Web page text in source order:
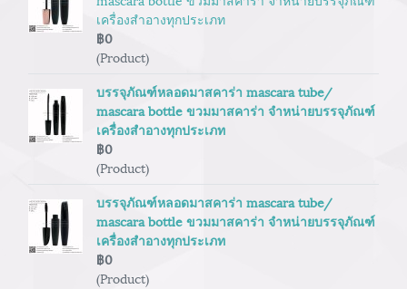
เครื่องสำอางทุกประเภท
฿0
(Product)
บรรจุภัณฑ์หลอดมาสคาร่า mascara tube/
mascara bottle ขวมมาสคาร่า จำหน่ายบรรจุภัณฑ์
เครื่องสำอางทุกประเภท
฿0
(Product)
บรรจุภัณฑ์หลอดมาสคาร่า mascara tube/
mascara bottle ขวมมาสคาร่า จำหน่ายบรรจุภัณฑ์
เครื่องสำอางทุกประเภท
฿0
(Product)